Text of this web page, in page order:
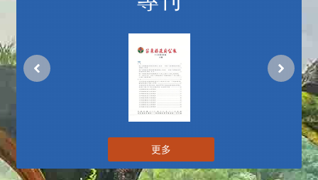
更多